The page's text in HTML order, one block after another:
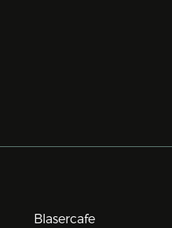
Blasercafe